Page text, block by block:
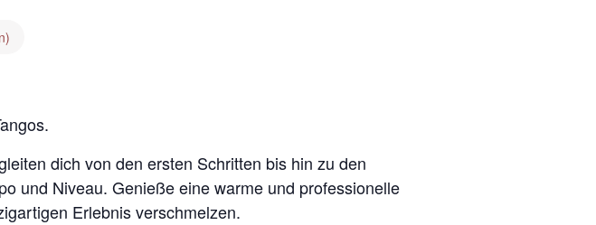
dich von den ersten Schritten bis hin zu den
und Niveau. Genieße eine warme und professionelle
Erlebnis verschmelzen.